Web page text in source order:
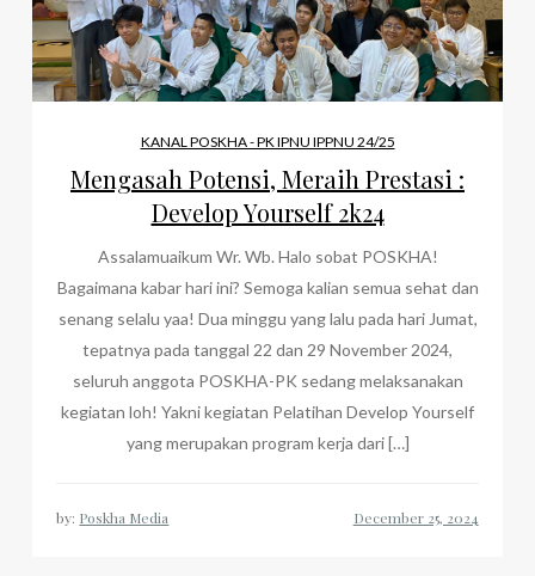
KANAL POSKHA - PK IPNU IPPNU 24/25
Mengasah Potensi, Meraih Prestasi :
Develop Yourself 2k24
Assalamuaikum Wr. Wb. Halo sobat POSKHA!
Bagaimana kabar hari ini? Semoga kalian semua sehat dan
senang selalu yaa! Dua minggu yang lalu pada hari Jumat,
tepatnya pada tanggal 22 dan 29 November 2024,
seluruh anggota POSKHA-PK sedang melaksanakan
kegiatan loh! Yakni kegiatan Pelatihan Develop Yourself
yang merupakan program kerja dari […]
by: Poskha Media